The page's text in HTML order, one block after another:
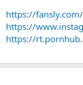
https://
https://
https://